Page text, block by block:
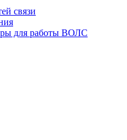
связи
для работы ВОЛС